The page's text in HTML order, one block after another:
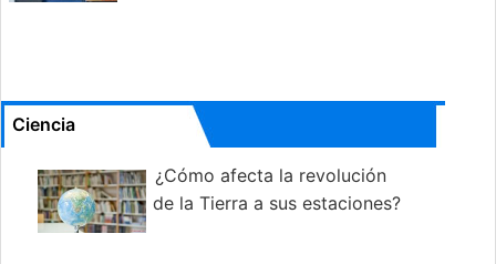
Ciencia
¿Cómo afecta la revolución
de la Tierra a sus estaciones?